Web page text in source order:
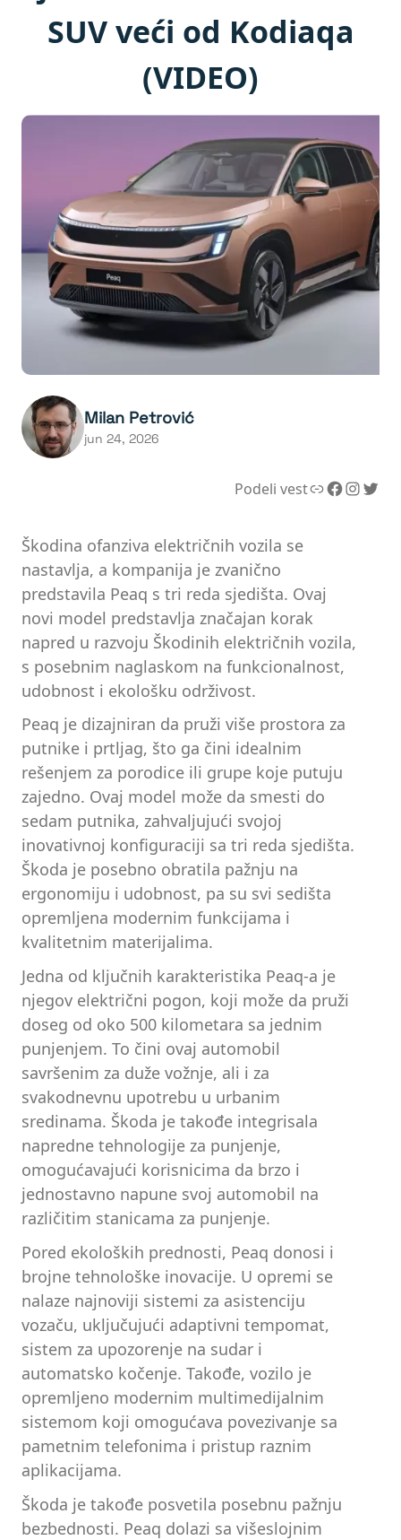
SUV veći od Kodiaqa
(VIDEO)
Milan Petrović
jun 24, 2026
Podeli vestLink Facebook InstagramTwitter
Škodina ofanziva električnih vozila se
nastavlja, a kompanija je zvanično
predstavila Peaq s tri reda sjedišta. Ovaj
novi model predstavlja značajan korak
napred u razvoju Škodinih električnih vozila,
s posebnim naglaskom na funkcionalnost,
udobnost i ekološku održivost.
Peaq je dizajniran da pruži više prostora za
putnike i prtljag, što ga čini idealnim
rešenjem za porodice ili grupe koje putuju
zajedno. Ovaj model može da smesti do
sedam putnika, zahvaljujući svojoj
inovativnoj konfiguraciji sa tri reda sjedišta.
Škoda je posebno obratila pažnju na
ergonomiju i udobnost, pa su svi sedišta
opremljena modernim funkcijama i
kvalitetnim materijalima.
Jedna od ključnih karakteristika Peaq-a je
njegov električni pogon, koji može da pruži
doseg od oko 500 kilometara sa jednim
punjenjem. To čini ovaj automobil
savršenim za duže vožnje, ali i za
svakodnevnu upotrebu u urbanim
sredinama. Škoda je takođe integrisala
napredne tehnologije za punjenje,
omogućavajući korisnicima da brzo i
jednostavno napune svoj automobil na
različitim stanicama za punjenje.
Pored ekoloških prednosti, Peaq donosi i
brojne tehnološke inovacije. U opremi se
nalaze najnoviji sistemi za asistenciju
vozaču, uključujući adaptivni tempomat,
sistem za upozorenje na sudar i
automatsko kočenje. Takođe, vozilo je
opremljeno modernim multimedijalnim
sistemom koji omogućava povezivanje sa
pametnim telefonima i pristup raznim
aplikacijama.
Škoda je takođe posvetila posebnu pažnju
bezbednosti. Peaq dolazi sa višeslojnim